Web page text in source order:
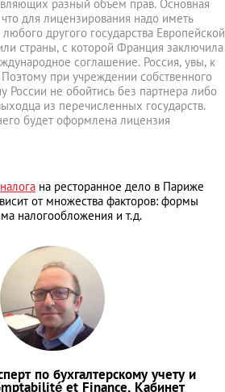
разный объем прав. Основная
для лицензирования надо иметь
другого государства Европейской
страны, с которой Франция заключила
соглашение. Россия, увы, к
при учреждении собственного
России не обойтись без партнера либо
из перечисленных государств.
будет оформлена лицензия
налога на ресторанное дело в Париже
от множества факторов: формы
налогообложения и т.д.
по бухгалтерскому учету и
et Finance, Кабинет